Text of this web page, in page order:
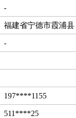
初中
-
珙县洛亥镇初级中学
福建省宁德市霞浦县
-
-
197****1155
197****1155
511****25